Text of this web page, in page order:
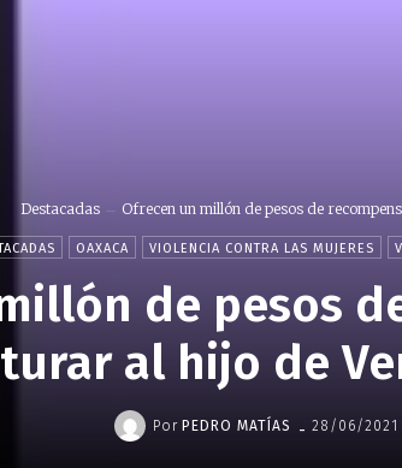
Destacadas Ofrecen un millón de pesos de
OAXACA VIOLENCIA CONTRA LAS MUJERES
de pesos
al hijo de
Por PEDRO MATÍAS - 28/06/2021